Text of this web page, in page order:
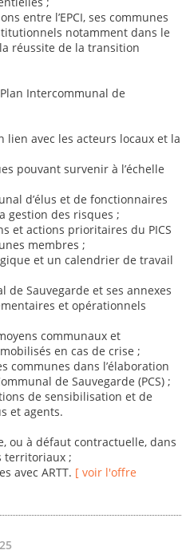
entre l’EPCI, ses communes
notamment dans le
réussite de la transition
Intercommunal de
lien avec les acteurs locaux et la
pouvant survenir à l’échelle
d’élus et de fonctionnaires
gestion des risques ;
et actions prioritaires du PICS
membres ;
et un calendrier de travail
de Sauvegarde et ses annexes
et opérationnels
communaux et
en cas de crise ;
communes dans l’élaboration
de Sauvegarde (PCS) ;
de sensibilisation et de
et agents.
ou à défaut contractuelle, dans
territoriaux ;
avec ARTT. [ voir l'offre